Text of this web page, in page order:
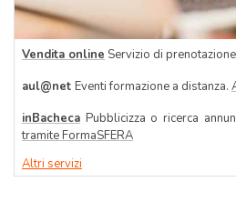
Vendita online Servizio di
aul@net Eventi formazione a distanza.
inBacheca Pubblicizza o ricerca
tramite FormaSFERA
Altri servizi